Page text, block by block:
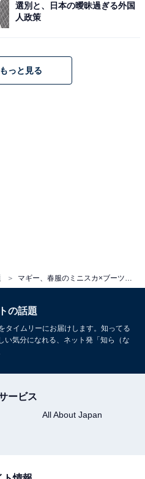
選別と、日本の曖昧過ぎる外国
人政策
っと見る
の話題
タイムリーにお届けします。知ってる
い気分になれる、ネット発「知ら（な
ービス
All About Japan